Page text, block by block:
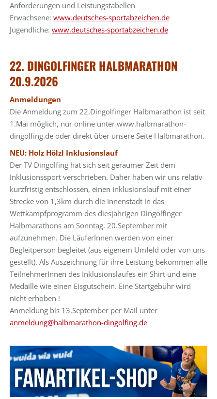
Anforderungen und Leistungstabellen
Erwachsene: www.deutsches-sportabzeichen.de
Jugendliche: www.deutsches-sportabzeichen.de
22. DINGOLFINGER HALBMARATHON
20.9.2026
Anmeldungen
Die Anmeldung zum 22.Dingolfinger Halbmarathon ist seit
1.Mai möglich, nur online unter www.halbmarathon-
dingolfing.de oder direkt über unsere Seite Halbmarathon.
NEU: Holz Hölzl Inklusionslauf
Der TV Dingolfing hat sich seit geraumer Zeit dem
Inklusionssport verschrieben. Daher haben wir uns relativ
kurzfristig entschlossen, einen Inklusionslauf mit einer
Strecke von 1,3km durch die Innenstadt in das
Wettkampfprogramm des diesjährigen Dingolfinger
Halbmarathons am Sonntag, 20.September mit
aufzunehmen. Die LäuferInnen werden von einer
Begleitperson begleitet (aus eigenem Umfeld oder von uns
gestellt). Als Auszeichnung für ihre Leistung bekommen alle
TeilnehmerInnen des Inklusionslaufes ein Shirt und eine
Medaille wie einen Eisgutschein. Eine Startgebühr wird
nicht erhoben !
Anmeldung bis 13.September per Mail unter
anmeldung@halbmarathon-dingolfing.de